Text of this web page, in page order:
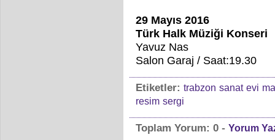
29 Mayıs 2016
Türk Halk Müziği Konseri
Yavuz Nas
Salon Garaj / Saat:19.30
Etiketler: trabzon sanat evi
resim sergi
Toplam Yorum: 0- Yorum